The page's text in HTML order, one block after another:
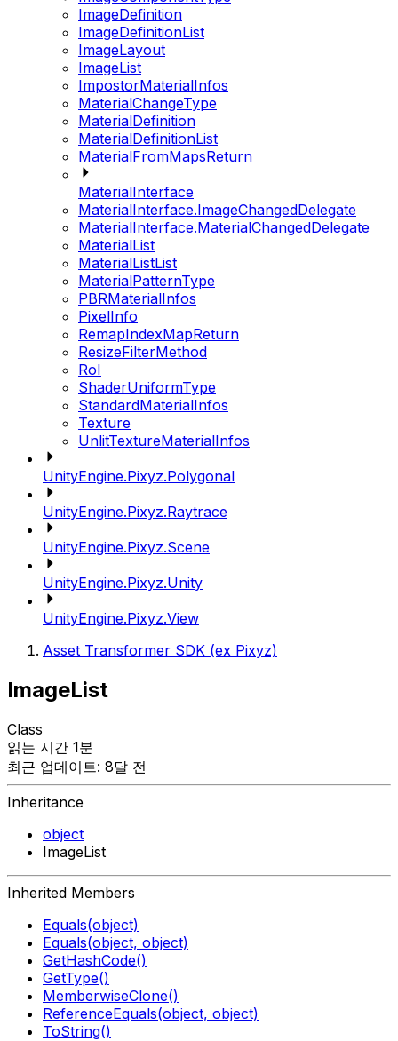
ImageDefinition
ImageDefinitionList
ImageLayout
ImageList
ImpostorMaterialInfos
MaterialChangeType
MaterialDefinition
MaterialDefinitionList
MaterialFromMapsReturn
MaterialInterface
MaterialInterface.ImageChangedDelegate
MaterialInterface.MaterialChangedDelegate
MaterialList
MaterialListList
MaterialPatternType
PBRMaterialInfos
PixelInfo
RemapIndexMapReturn
ResizeFilterMethod
RoI
ShaderUniformType
StandardMaterialInfos
Texture
UnlitTextureMaterialInfos
UnityEngine.Pixyz.Polygonal
UnityEngine.Pixyz.Raytrace
UnityEngine.Pixyz.Scene
UnityEngine.Pixyz.Unity
UnityEngine.Pixyz.View
Asset Transformer SDK (ex Pixyz)
ImageList
Class
읽는 시간 1분
최근 업데이트: 8달 전
Inheritance
object
ImageList
Inherited Members
Equals(object)
Equals(object, object)
GetHashCode()
GetType()
MemberwiseClone()
ReferenceEquals(object, object)
ToString()